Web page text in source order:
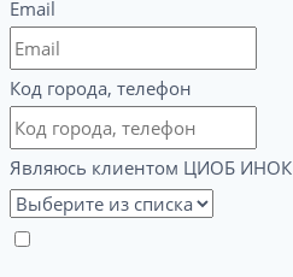
Email
Код города, телефон
Являюсь клиентом ЦИОБ ИНОК